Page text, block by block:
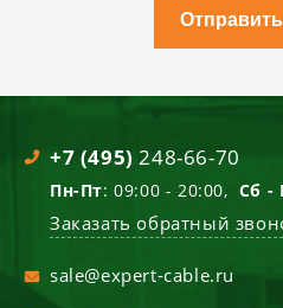
+7 (495) 248-66-70
Пн-Пт: 09:00 - 20:00, Сб -
Заказать обратный
sale@expert-cable.ru